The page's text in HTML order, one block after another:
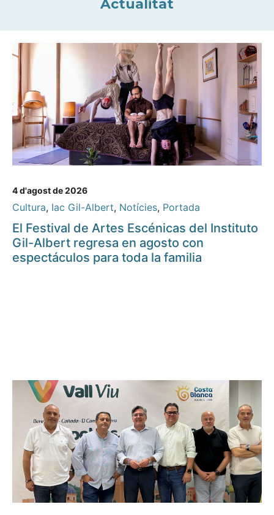
Actualitat
4 d'agost de 2026
Cultura, Iac Gil-Albert, Notícies, Portada
El Festival de Artes Escénicas del Instituto
Gil-Albert regresa en agosto con
espectáculos para toda la familia